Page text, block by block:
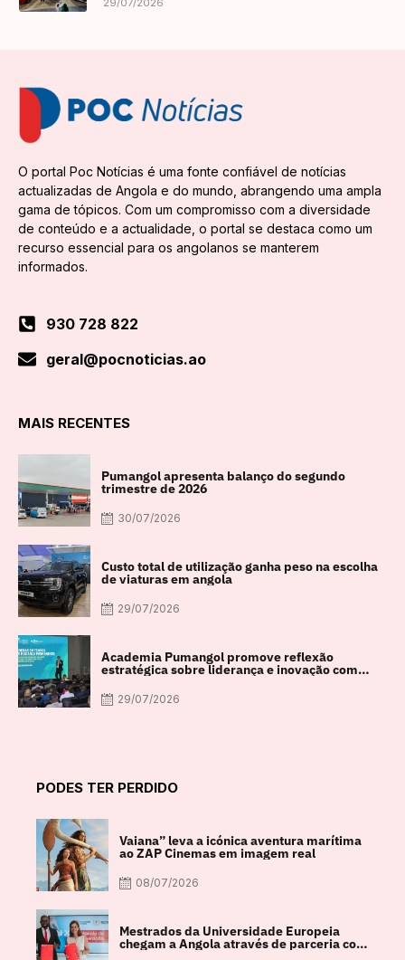
29/07/2026
O portal Poc Notícias é uma fonte confiável de notícias
actualizadas de Angola e do mundo, abrangendo uma ampla
gama de tópicos. Com um compromisso com a diversidade
de conteúdo e a actualidade, o portal se destaca como um
recurso essencial para os angolanos se manterem
informados.
930 728 822
geral@pocnoticias.ao
MAIS RECENTES
Pumangol apresenta balanço do segundo
trimestre de 2026
30/07/2026
Custo total de utilização ganha peso na escolha
de viaturas em angola
29/07/2026
Academia Pumangol promove reflexão
estratégica sobre liderança e inovação com
especialista internacional Nadim Habib
29/07/2026
PODES TER PERDIDO
Vaiana” leva a icónica aventura marítima
ao ZAP Cinemas em imagem real
08/07/2026
Mestrados da Universidade Europeia
chegam a Angola através de parceria com
a FACUL